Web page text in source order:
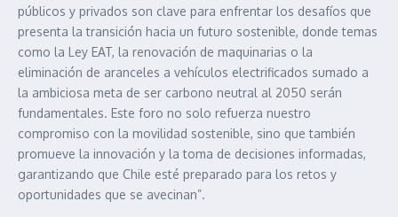
públicos y privados son clave para enfrentar los desafíos que
presenta la transición hacia un futuro sostenible, donde temas
como la Ley EAT, la renovación de maquinarias o la
eliminación de aranceles a vehículos electrificados sumado a
la ambiciosa meta de ser carbono neutral al 2050 serán
fundamentales. Este foro no solo refuerza nuestro
compromiso con la movilidad sostenible, sino que también
promueve la innovación y la toma de decisiones informadas,
garantizando que Chile esté preparado para los retos y
oportunidades que se avecinan”.